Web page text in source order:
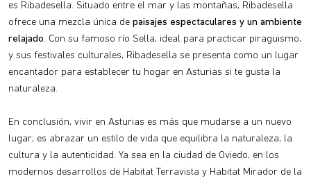
es Ribadesella. Situado entre el mar y las montañas, Ribadesella
ofrece una mezcla única de paisajes espectaculares y un ambiente
relajado. Con su famoso río Sella, ideal para practicar piragüismo,
y sus festivales culturales, Ribadesella se presenta como un lugar
encantador para establecer tu hogar en Asturias si te gusta la
naturaleza.
En conclusión, vivir en Asturias es más que mudarse a un nuevo
lugar; es abrazar un estilo de vida que equilibra la naturaleza, la
cultura y la autenticidad. Ya sea en la ciudad de Oviedo, en los
modernos desarrollos de Habitat Terravista y Habitat Mirador de la